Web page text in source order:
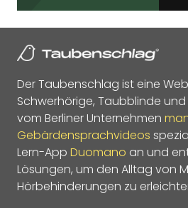
Der Taubenschlag ist eine
Schwerhörige, Taubblinde
vom Berliner Unternehmen
Gebärdensprachvideos
Lern-App Duomano an und
Lösungen, um den Alltag von
Hörbehinderungen zu